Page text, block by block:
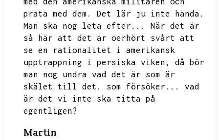
prata med dem.
Det lär ju inte hända.
Man ska nog leta efter...
När det är
så här att det är oerhört svårt att
se en rationalitet i amerikansk
upptrappning i persiska viken,
då bör
man nog undra vad det är som är
skälet till det.
som försöker...
vad
är det vi inte ska titta på
egentligen?
Martin